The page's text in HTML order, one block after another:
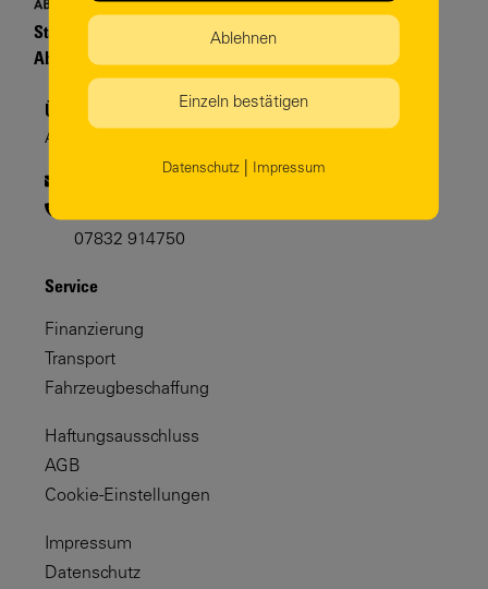
Über Uns
Autohaus Staiger
b2bsales@autohausstaiger.de
07832 914750
Service
Finanzierung
Transport
Fahrzeugbeschaffung
Haftungsausschluss
AGB
Cookie-Einstellungen
Impressum
Datenschutz
Staiger dich!
Abo & Leasing GmbH & Co. KG
Ablehnen
Einzeln bestätigen
Datenschutz| Impressum